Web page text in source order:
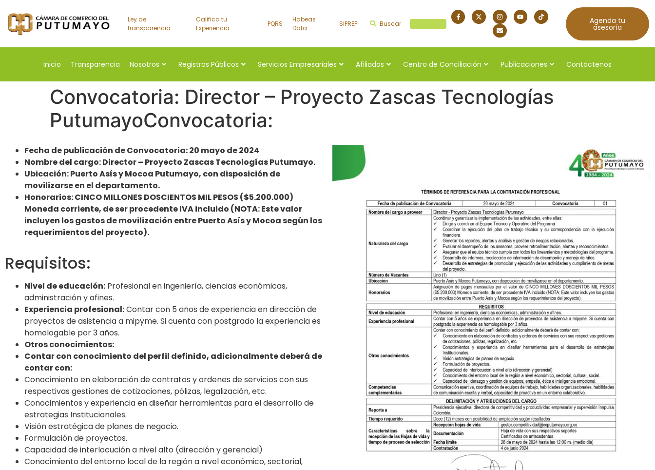
Ley de
transparencia
Califica tu
Experiencia
PQRS
Habeas
Data
SIPREF Buscar Agenda tu
asesoría
Inicio Transparencia Nosotros Registros Públicos Servicios Empresariales Afiliados Centro de Conciliación Publicaciones Contáctenos
Convocatoria: Director – Proyecto Zascas Tecnologías
PutumayoConvocatoria:
Fecha de publicación de Convocatoria: 20 mayo de 2024
Nombre del cargo: Director – Proyecto Zascas Tecnologías Putumayo.
Ubicación: Puerto Asís y Mocoa Putumayo, con disposición de
movilizarse en el departamento.
Honorarios: CINCO MILLONES DOSCIENTOS MIL PESOS ($5.200.000)
Moneda corriente, de ser procedente IVA incluido (NOTA: Este valor
incluyen los gastos de movilización entre Puerto Asís y Mocoa según los
requerimientos del proyecto).
Requisitos:
Nivel de educación: Profesional en ingeniería, ciencias económicas,
administración y afines.
Experiencia profesional:Contar con 5 años de experiencia en dirección de
proyectos de asistencia a mipyme. Si cuenta con postgrado la experiencia es
homologable por 3 años.
Otros conocimientos:
Contar con conocimiento del perfil definido, adicionalmente deberá de
contar con:
Conocimiento en elaboración de contratos y ordenes de servicios con sus
respectivas gestiones de cotizaciones, pólizas, legalización, etc.
Conocimientos y experiencia en diseñar herramientas para el desarrollo de
estrategias Institucionales.
Visión estratégica de planes de negocio.
Formulación de proyectos.
Capacidad de interlocución a nivel alto (dirección y gerencial)
Conocimiento del entorno local de la región a nivel económico, sectorial,